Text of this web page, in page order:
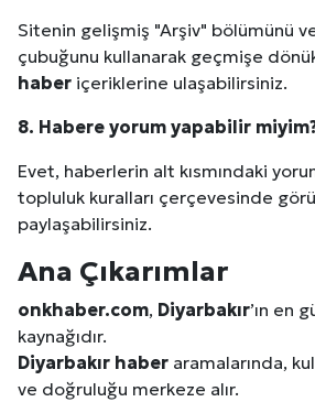
Sitenin gelişmiş "Arşiv" bölümünü
çubuğunu kullanarak geçmişe
haber içeriklerine ulaşabilirsiniz.
8. Habere yorum yapabilir
Evet, haberlerin alt kısmındaki
topluluk kuralları çerçevesinde
paylaşabilirsiniz.
Ana Çıkarımlar
onkhaber.com, Diyarbakır’ın en
kaynağıdır.
Diyarbakır haber aramalarında,
ve doğruluğu merkeze alır.